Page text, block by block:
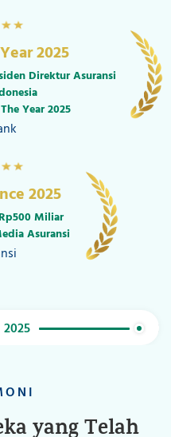
Life
250M - 1T
2024
Award
in Life Insurance
Awards 2024
yang Telah